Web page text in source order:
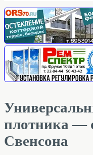
плотника —
Свенсона